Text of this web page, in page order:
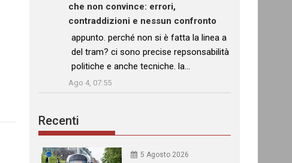
che non convince: errori,
contraddizioni e nessun confronto
: “
appunto. perché non si è fatta la linea a
del tram? ci sono precise repsonsabilità
politiche e anche tecniche. la…
Ago 4, 07:55
Recenti
5 Agosto 2026